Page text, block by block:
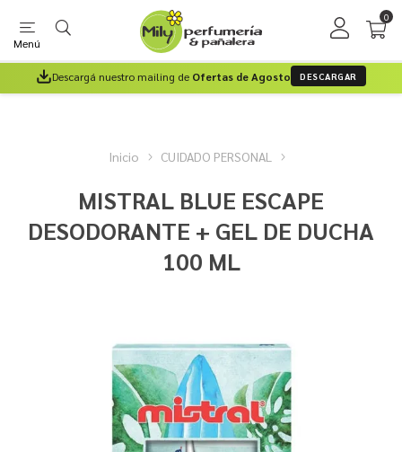
Menú
0
Descargá nuestro mailing de Ofertas de Agosto DESCARGAR
Inicio CUIDADO PERSONAL
MISTRAL BLUE ESCAPE
DESODORANTE + GEL DE DUCHA
100 ML